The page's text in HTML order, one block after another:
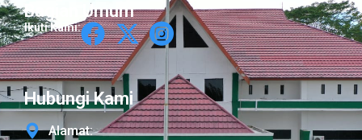
Bagian Umum
Ikuti Kami:
Hubungi Kami
Alamat: